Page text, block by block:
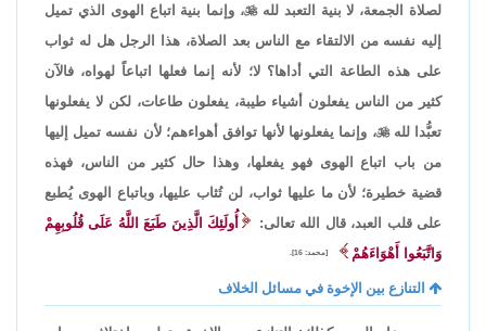
لصلاة الجمعة، لا بنية التعبد لله، وإنما بنية اتباع الهوى الذي تميل
إليه نفسه من الالتقاء مع الناس بعد الصلاة، هذا الرجل هل له ثواب
على هذه الطاعة التي أداها؟ لا؛ لأنه إنما فعلها اتباعاً لهواه، فالآن
كثير من الناس يفعلون أشياء طيبة، يفعلون طاعات، لكن لا يفعلونها
تعبُّدا لله، وإنما يفعلونها لأنها توافق أهواءهم؛ لأن نفسه تميل إليها
من باب اتباع الهوى فهو يفعلها، وهذا حال كثير من الناس، فهذه
قضية خطيرة؛ لأن ما عليها ثواب، لن تُثاب عليها، وباتباع الهوى يُطبع
على قلب العبد، قال الله تعالى:
أُولَئِكَ الَّذِينَ طَبَعَ اللَّهُ عَلَى قُلُوبِهِمْ
وَاتَّبَعُوا أَهْوَاءَهُمْ
[محمد: 16].
التنازع بين الإخوة في مسائل الخلاف